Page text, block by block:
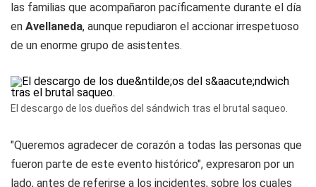
las familias que acompañaron pacíficamente durante el día
en Avellaneda, aunque repudiaron el accionar irrespetuoso
de un enorme grupo de asistentes.
El descargo de los dueños del sándwich tras el brutal saqueo.
"Queremos agradecer de corazón a todas las personas que
fueron parte de este evento histórico", expresaron por un
lado, antes de referirse a los incidentes, sobre los cuales